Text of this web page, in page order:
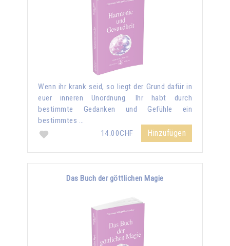
Wenn ihr krank seid, so liegt der Grund dafür in
euer inneren Unordnung. Ihr habt durch
bestimmte Gedanken und Gefühle ein
bestimmtes …
14.00CHF
Hinzufügen
Das Buch der göttlichen Magie